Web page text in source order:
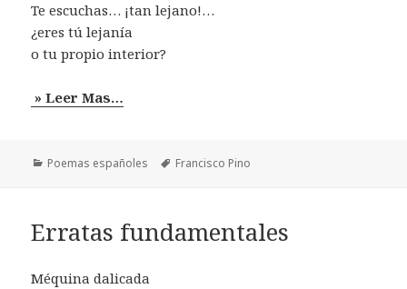
Te escuchas… ¡tan lejano!…
¿eres tú lejanía
o tu propio interior?
» Leer Mas…
Categorías
Poemas españoles Etiquetas
Francisco Pino
Erratas fundamentales
Méquina dalicada